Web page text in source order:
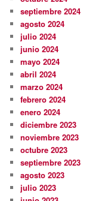
septiembre 2024
agosto 2024
julio 2024
junio 2024
mayo 2024
abril 2024
marzo 2024
febrero 2024
enero 2024
diciembre 2023
noviembre 2023
octubre 2023
septiembre 2023
agosto 2023
julio 2023